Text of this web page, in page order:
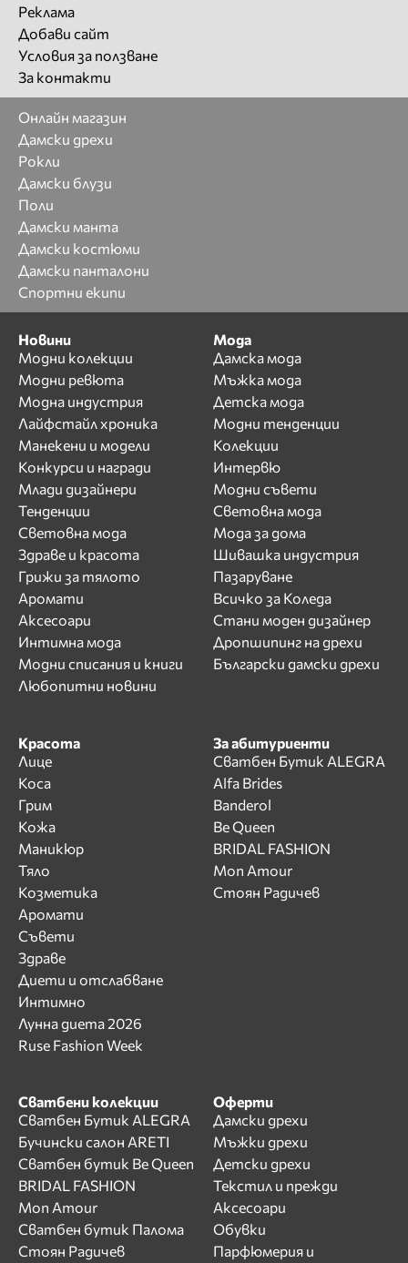
Реклама
Добави сайт
Условия за ползване
За контакти
Онлайн магазин
Дамски дрехи
Рокли
Дамски блузи
Поли
Дамски манта
Дамски костюми
Дамски панталони
Спортни екипи
Новини
Модни колекции
Модни ревюта
Модна индустрия
Лайфстайл хроника
Манекени и модели
Конкурси и награди
Млади дизайнери
Тенденции
Световна мода
Здраве и красота
Грижи за тялото
Аромати
Аксесоари
Интимна мода
Модни списания и книги
Любопитни новини
Мода
Дамска мода
Мъжка мода
Детска мода
Модни тенденции
Колекции
Интервю
Модни съвети
Световна мода
Мода за дома
Шивашка индустрия
Пазаруване
Всичко за Коледа
Стани моден дизайнер
Дропшипинг на дрехи
Български дамски дрехи
Красота
Лице
Коса
Грим
Кожа
Маникюр
Тяло
Козметика
Аромати
Съвети
Здраве
Диети и отслабване
Интимно
Лунна диета 2026
Ruse Fashion Week
За абитуриенти
Сватбен Бутик ALEGRA
Alfa Brides
Banderol
Be Queen
BRIDAL FASHION
Mon Amour
Стоян Радичев
Сватбени колекции
Сватбен Бутик ALEGRA
Бучински салон ARETI
Сватбен бутик Be Queen
BRIDAL FASHION
Mon Amour
Сватбен бутик Палома
Стоян Радичев
Оферти
Дамски дрехи
Мъжки дрехи
Детски дрехи
Текстил и прежди
Аксесоари
Обувки
Парфюмерия и